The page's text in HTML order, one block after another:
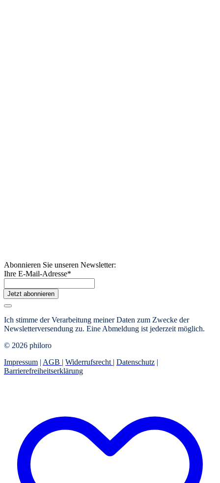
Abonnieren Sie unseren Newsletter:
Ihre E-Mail-Adresse*
Jetzt abonnieren
Ich stimme der Verarbeitung meiner Daten zum Zwecke der
Newsletterversendung zu. Eine Abmeldung ist jederzeit möglich.
© 2026 philoro
Impressum | AGB | Widerrufsrecht | Datenschutz |
Barrierefreiheitserklärung